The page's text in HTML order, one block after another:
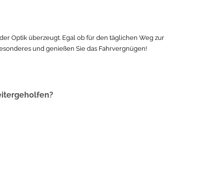
Optik überzeugt. Egal ob für den täglichen Weg zur
und genießen Sie das Fahrvergnügen!